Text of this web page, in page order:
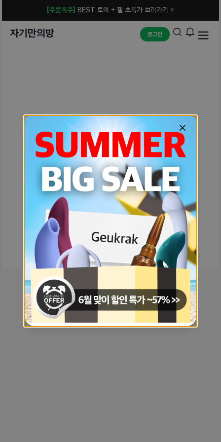
[주문폭주] BEST 토이 + 젤 초특가 보러가기 >
자기만의방 로그인
예상치 못한 에러입니다.